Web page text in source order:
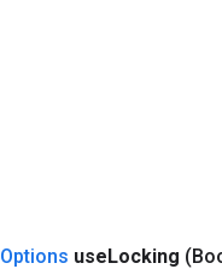
Options useLocking